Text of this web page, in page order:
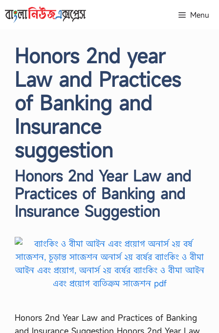
to
Menu
Honors 2nd year
Law and Practices
of Banking and
Insurance
suggestion
Honors 2nd Year Law and
Practices of Banking and
Insurance Suggestion
Honors 2nd Year Law and Practices of Banking
and Insurance Suggestion Honors 2nd Year Law